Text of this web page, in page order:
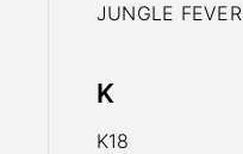
JUNGLE FEVER
K
K18